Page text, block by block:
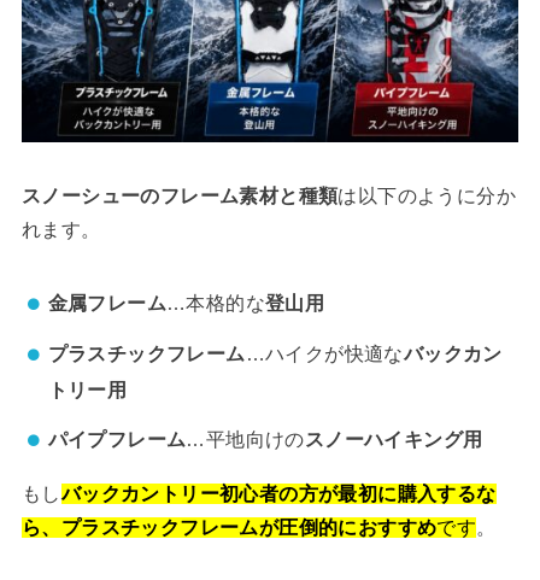
スノーシューのフレーム素材と種類は以下のように分か
れます。
金属フレーム…本格的な登山用
プラスチックフレーム …ハイクが快適なバックカン
トリー用
パイプフレーム…平地向けのスノーハイキング用
もしバックカントリー初心者の方が最初に購入するな
ら、プラスチックフレームが圧倒的におすすめです。